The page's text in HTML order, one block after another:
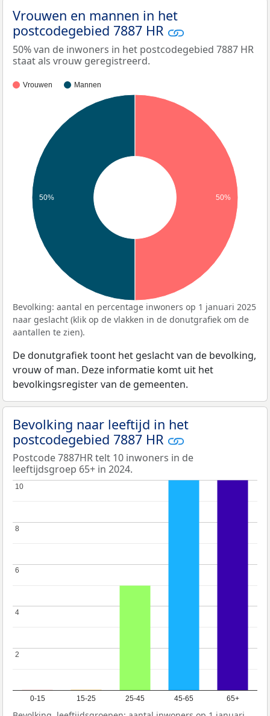
Vrouwen en mannen in het
postcodegebied 7887 HR
50% van de inwoners in het postcodegebied 7887 HR
staat als vrouw geregistreerd.
Vrouwen Mannen
50% 50%
Bevolking: aantal en percentage inwoners op 1 januari 2025
naar geslacht (klik op de vlakken in de donutgrafiek om de
aantallen te zien).
De donutgrafiek toont het geslacht van de bevolking,
vrouw of man. Deze informatie komt uit het
bevolkingsregister van de gemeenten.
Bevolking naar leeftijd in het
postcodegebied 7887 HR
Postcode 7887HR telt 10 inwoners in de
leeftijdsgroep 65+ in 2024.
0-15 15-25 25-45 45-65 65+
2
2
4
4
6
6
8
8
10
10